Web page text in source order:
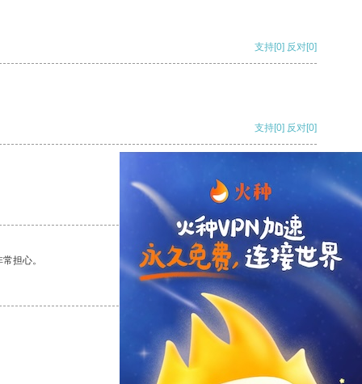
支持[0] 反对[0]
支持[0] 反对[0]
担心。
反对
反对[0]